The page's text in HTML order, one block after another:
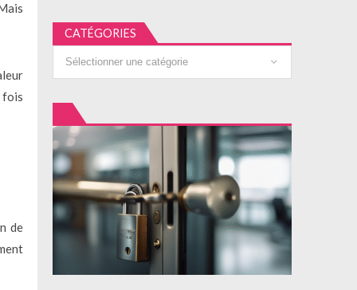
fois
de
CATÉGORIES